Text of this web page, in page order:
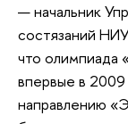
— начальник
состязаний
что олимпиада
впервые в
направлению